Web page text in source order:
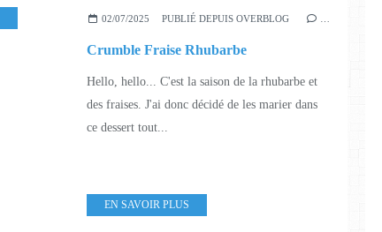
02/07/2025 PUBLIÉ DEPUIS OVERBLOG
Crumble Fraise Rhubarbe
Hello, hello... C'est la saison de la rhubarbe et
des fraises. J'ai donc décidé de les marier dans
ce dessert tout...
EN SAVOIR PLUS